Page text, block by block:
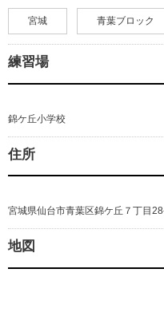
宮城 青葉ブロック
練習場
錦ケ丘小学校
住所
宮城県仙台市青葉区錦ケ丘７丁目
地図